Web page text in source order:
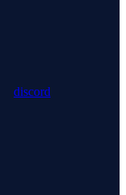
discord